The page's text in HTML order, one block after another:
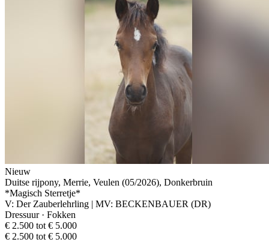
Nieuw
Duitse rijpony, Merrie, Veulen (05/2026), Donkerbruin
*Magisch Sterretje*
V: Der Zauberlehrling | MV: BECKENBAUER (DR)
Dressuur · Fokken
€ 2.500 tot € 5.000
€ 2.500 tot € 5.000